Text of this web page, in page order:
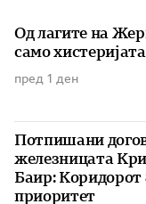
Од лагите на
само хистеријата
пред 1 ден
Потпишани
железницата
Баир: Коридорот
приоритет